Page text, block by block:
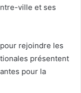
ville et ses
rejoindre les
présentent
pour la